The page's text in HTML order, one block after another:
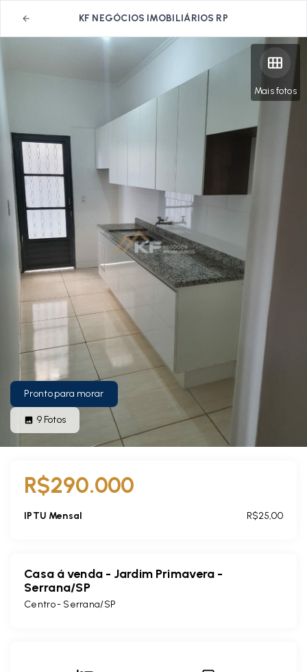
KF NEGÓCIOS IMOBILIÁRIOS RP
Mais fotos
Pronto para morar
9 Fotos
R$290.000
IPTU Mensal R$25,00
Casa á venda - Jardim Primavera -
Serrana/SP
Centro - Serrana/SP